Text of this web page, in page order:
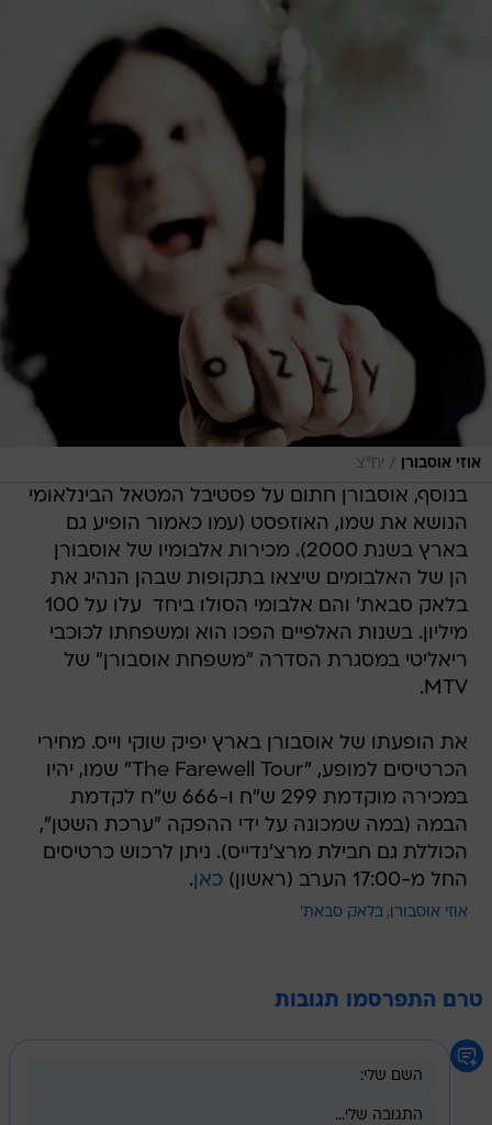
אוזי אוסבורן / יח"צ
בנוסף, אוסבורן חתום על פסטיבל המטאל הבינלאומי
הנושא את שמו, האוזפסט (עמו כאמור הופיע גם
בארץ בשנת 2000). מכירות אלבומיו של אוסבורן 
הן של האלבומים שיצאו בתקופות שבהן הנהיג את
בלאק סבאת' והם אלבומי הסולו ביחד  עלו על 100
מיליון. בשנות האלפיים הפכו הוא ומשפחתו לכוכבי
ריאליטי במסגרת הסדרה "משפחת אוסבורן" של
MTV.
את הופעתו של אוסבורן בארץ יפיק שוקי וייס. מחירי
הכרטיסים למופע, "The Farewell Tour" שמו, יהיו
במכירה מוקדמת 299 ש"ח ו-666 ש"ח לקדמת
הבמה (במה שמכונה על ידי ההפקה "ערכת השטן",
הכוללת גם חבילת מרצ'נדייס). ניתן לרכוש כרטיסים
החל מ-17:00 הערב (ראשון)
כאן.
אוזי אוסבורן בלאק סבאת'
טרם התפרסמו תגובות